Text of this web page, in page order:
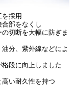
採用
部をなくし
切断を大幅に防ぎま
分、紫外線などによ
段に向上しました
い耐久性を持つ